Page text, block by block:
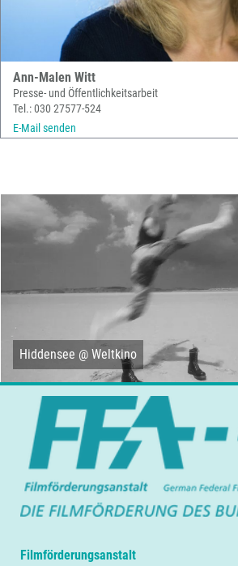
Ann-Malen Witt
Presse- und Öffentlichkeitsarbeit
Tel.: 030 27577-524
E-Mail senden
Hiddensee @ Weltkino
Filmförderungsanstalt